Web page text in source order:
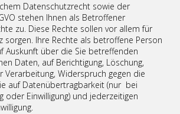
Datenschutzrecht sowie der
stehen Ihnen als Betroffener
zu. Diese Rechte sollen vor allem für
sorgen. Ihre Rechte als betroffene Person
Auskunft über die Sie betreffenden
Daten, auf Berichtigung, Löschung,
Verarbeitung, Widerspruch gegen die
auf Datenübertragbarkeit (nur bei
oder Einwilligung) und jederzeitigen